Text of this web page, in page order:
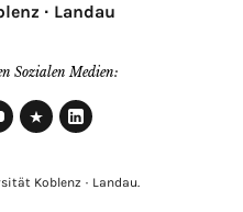
· Landau
Sozialen Medien:
Koblenz · Landau